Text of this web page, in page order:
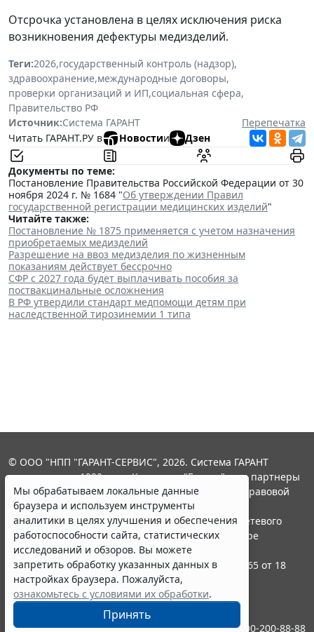
Отсрочка установлена в целях исключения риска
возникновения дефектуры медизделий.
Теги:2026,государственный контроль (надзор),
здравоохранение,международные договоры,
проверки организаций и ИП,социальная сфера,
Правительство РФ
Источник:Система ГАРАНТ
Перепечатка
Читать ГАРАНТ.РУ в
Новостии Дзен
Документы по теме:
Постановление Правительства Российской Федерации от 30
ноября 2024 г. № 1684 "Об утверждении Правил
государственной регистрации медицинских изделий"
Читайте также:
Постановление № 1875 применяется с учетом назначения
приобретаемых медизделий
Разрешение на ввоз медизделия по жизненным
показаниям действует бессрочно
СФР с 2027 года будет выплачивать пособия за
поствакцинальные осложнения
В РФ утвердили стандарт медпомощи детям при
наследственной тирозинемии 1 типа
Мы обрабатываем локальные данные
браузера и используем инструменты
аналитики в целях улучшения и обеспечения
работоспособности сайта, статистических
исследований и обзоров. Вы можете
запретить обработку указанных данных в
настройках браузера. Пожалуйста,
ознакомьтесь с условиями их обработки.
Принять
© ООО "НПП "ГАРАНТ-СЕРВИС", 2026. Система ГАРАНТ
выпускается с 1990 года. Компания "Гарант" и ее партнеры
являются участниками Российской ассоциации правовой
информации ГАРАНТ.
Портал ГАРАНТ.РУ зарегистрирован в качестве сетевого
издания Федеральной службой по надзору в сфере
связи,информационных технологий и массовых
коммуникаций (Роскомнадзором), Эл № ФС77-58365 от 18
июня 2014 года.
16+
Контакты 8-800-200-88-88